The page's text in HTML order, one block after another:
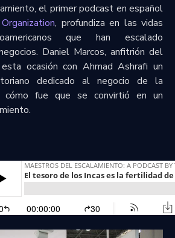
el primer podcast en español
, profundiza en las vidas
que han escalado
Daniel Marcos, anfitrión del
ocasión con Ahmad Ashrafi un
dedicado al negocio de la
cómo fue que se convirtió en un